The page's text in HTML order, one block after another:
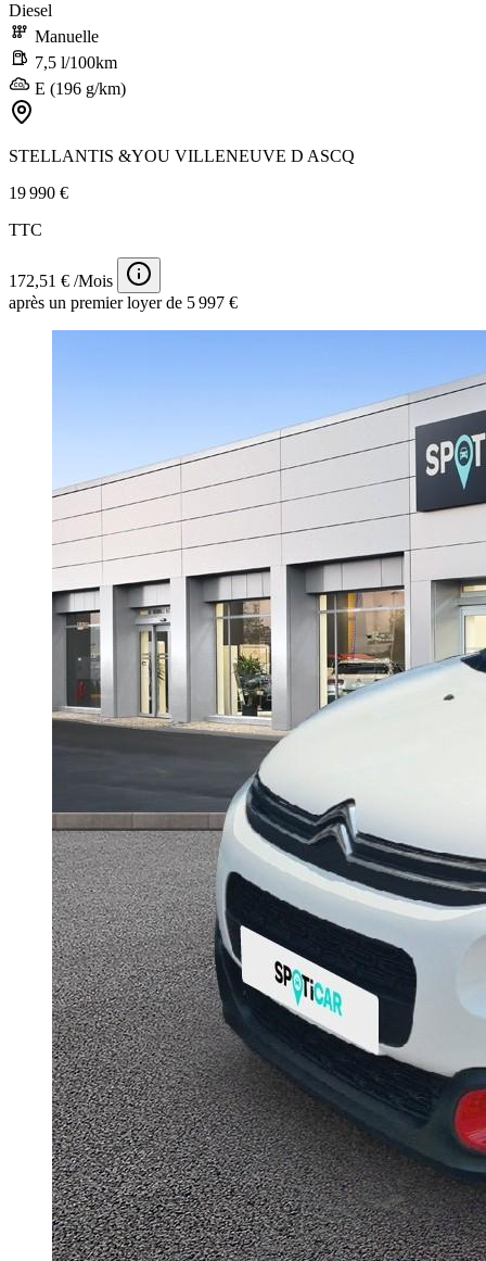
Diesel
Manuelle
7,5 l/100km
E (196 g/km)
STELLANTIS &YOU VILLENEUVE D ASCQ
19 990 €
TTC
172,51 € /Mois
après un premier loyer de 5 997 €